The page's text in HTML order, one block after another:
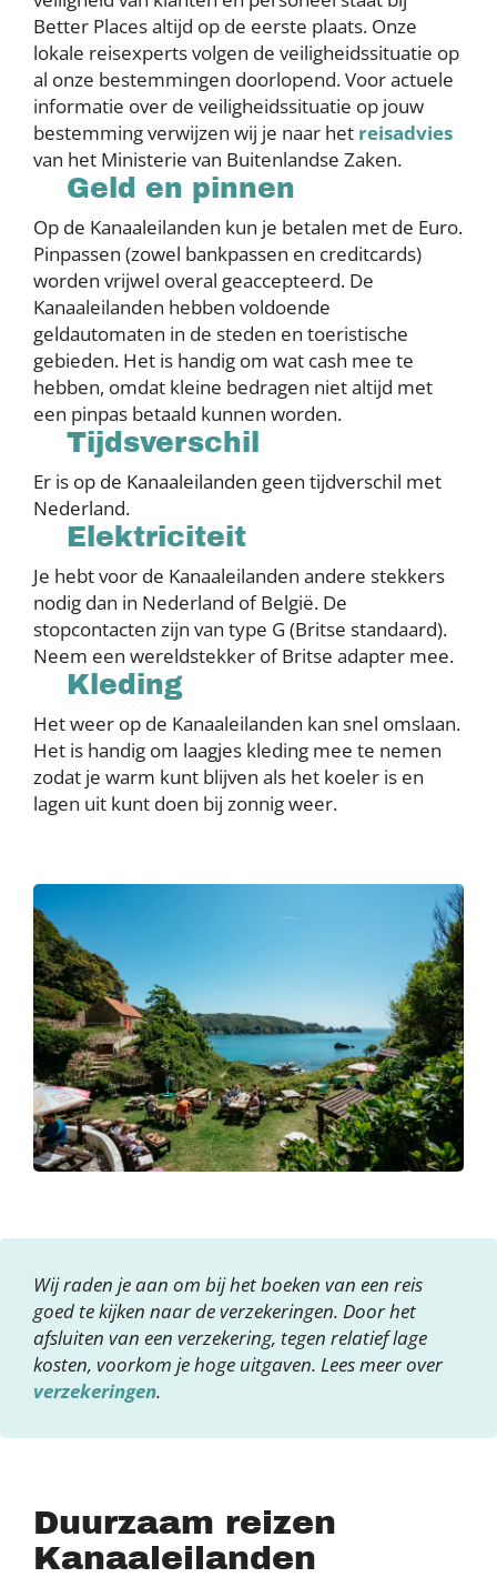
Better Places altijd op de eerste plaats. Onze
lokale reisexperts volgen de veiligheidssituatie op
al onze bestemmingen doorlopend. Voor actuele
informatie over de veiligheidssituatie op jouw
bestemming verwijzen wij je naar het reisadvies
van het Ministerie van Buitenlandse Zaken.
Geld en pinnen
Op de Kanaaleilanden kun je betalen met de Euro.
Pinpassen (zowel bankpassen en creditcards)
worden vrijwel overal geaccepteerd. De
Kanaaleilanden hebben voldoende
geldautomaten in de steden en toeristische
gebieden. Het is handig om wat cash mee te
hebben, omdat kleine bedragen niet altijd met
een pinpas betaald kunnen worden.
Tijdsverschil
Er is op de Kanaaleilanden geen tijdverschil met
Nederland.
Elektriciteit
Je hebt voor de Kanaaleilanden andere stekkers
nodig dan in Nederland of België. De
stopcontacten zijn van type G (Britse standaard).
Neem een wereldstekker of Britse adapter mee.
Kleding
Het weer op de Kanaaleilanden kan snel omslaan.
Het is handig om laagjes kleding mee te nemen
zodat je warm kunt blijven als het koeler is en
lagen uit kunt doen bij zonnig weer.
Wij raden je aan om bij het boeken van een reis
goed te kijken naar de verzekeringen. Door het
afsluiten van een verzekering, tegen relatief lage
kosten, voorkom je hoge uitgaven. Lees meer over
verzekeringen.
Duurzaam reizen
Kanaaleilanden